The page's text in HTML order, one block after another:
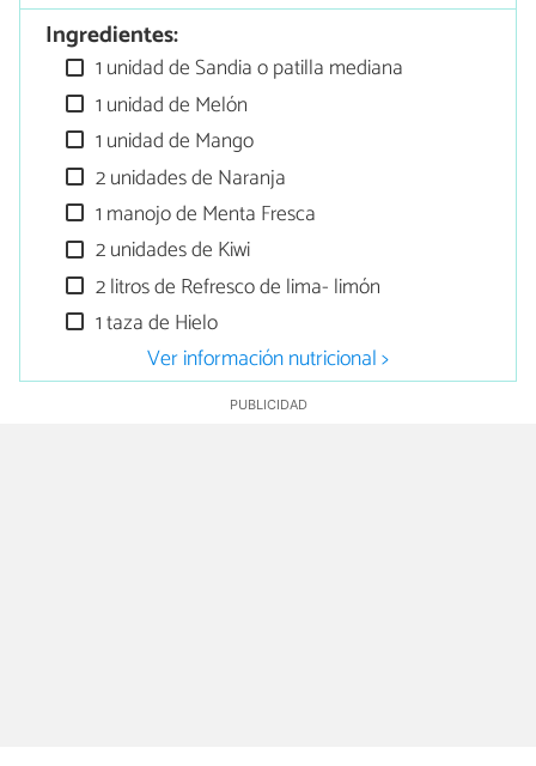
Ingredientes:
1 unidad de Sandia o patilla mediana
1 unidad de Melón
1 unidad de Mango
2 unidades de Naranja
1 manojo de Menta Fresca
2 unidades de Kiwi
2 litros de Refresco de lima- limón
1 taza de Hielo
Ver información nutricional >